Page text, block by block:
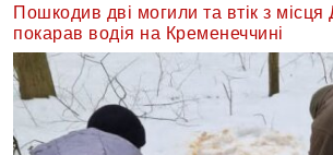
Пошкодив дві могили та втік з
покарав водія на Кременеччині